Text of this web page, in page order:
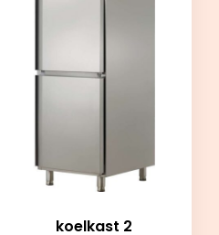
koelkast 2